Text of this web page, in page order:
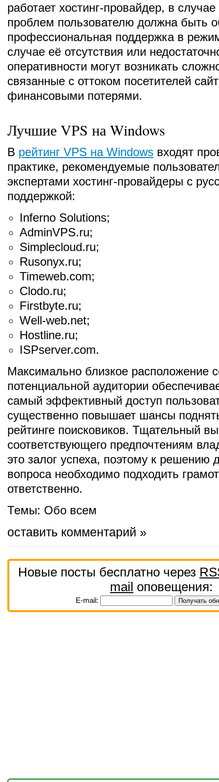
работает хостинг-провайдер, в
проблем пользователю должна быть
профессиональная поддержка в
случае её отсутствия или
оперативности могут возникать
связанные с оттоком посетителей
финансовыми потерями.
Лучшие VPS на Windows
В рейтинг VPS на Windows входят
практике, рекомендуемые
экспертами хостинг-провайдеры с
поддержкой:
Inferno Solutions;
AdminVPS.ru;
Simplecloud.ru;
Rusonyx.ru;
Timeweb.com;
Clodo.ru;
Firstbyte.ru;
Well-web.net;
Hostline.ru;
ISPserver.com.
Максимально близкое расположение
потенциальной аудитории
самый эффективный доступ
существенно повышает шансы
рейтинге поисковиков. Тщательный
соответствующего предпочтениям
это залог успеха, поэтому к решению
вопроса необходимо подходить
ответственно.
Темы: Обо всем
оставить комментарий »
Новые посты бесплатно через
mail оповещения:
E-mail: